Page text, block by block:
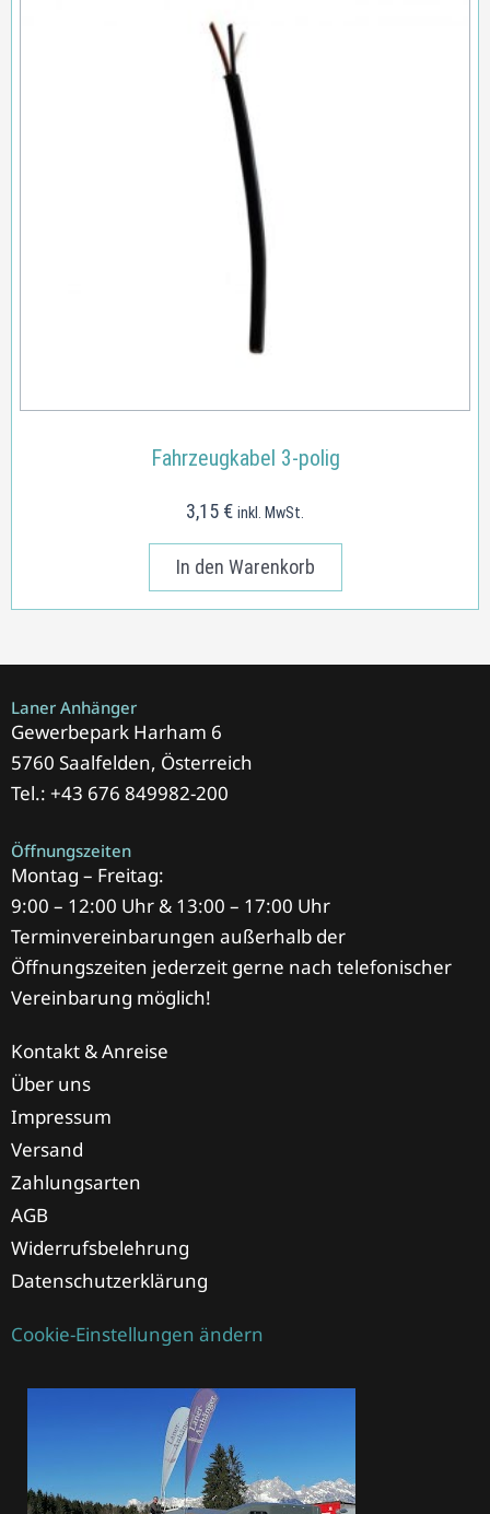
Fahrzeugkabel 3-polig
3,15 € inkl. MwSt.
In den Warenkorb
Laner Anhänger
Gewerbepark Harham 6
5760 Saalfelden, Österreich
Tel.: +43 676 849982-200
Öffnungszeiten
Montag – Freitag:
9:00 – 12:00 Uhr & 13:00 – 17:00 Uhr
Terminvereinbarungen außerhalb der
Öffnungszeiten jederzeit gerne nach telefonischer
Vereinbarung möglich!
Kontakt & Anreise
Über uns
Impressum
Versand
Zahlungsarten
AGB
Widerrufsbelehrung
Datenschutzerklärung
Cookie-Einstellungen ändern